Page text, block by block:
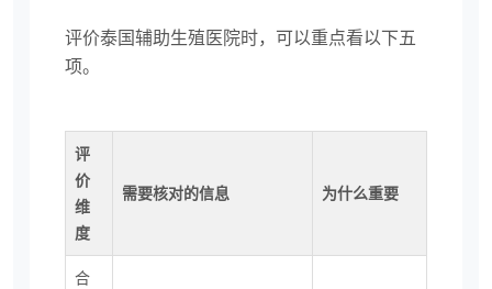
评价泰国辅助生殖医院时，可以重点看以下五
项。
评
价
维
度
需要核对的信息 为什么重要
合